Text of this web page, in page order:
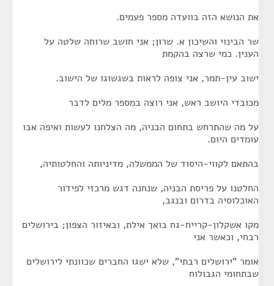
את הנושא הזה בוועדה מספר פעמים.
שר הבינוי והשיכון א. שרון; אני חושב שרוחה שלטה על
הענין. כמי שרצה בהקמת
ישוב עין-תמר, אני צופה לראות בשגשוגו של הישוב.
מכובדי היושב ראש, אני רוצה במספר מלים לדבר
על מה שהתרחש בתחום הבניה, מה הצלחנו לעשות ואיפה אבו
עומדים היום.
בהתאם לקווי-היסוד של הממשלה, מדיניותה והחלטותיה,
החלטנו על פריסת הבניה, שנחנה דגש מרכזי לפידור
האוכלוסיה בדרום ובנגב,
מקו אשקלון-קרייח-גח בואך אילת, ובאיזור הצפון; בירושלים
רבחי, וכאשר אני
אומר "ירושלים רבתי", שלא ישגו החברים שכוונתי לירושלים
שבתחומי הגבולוח